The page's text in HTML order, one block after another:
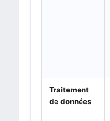
Traitement
de données